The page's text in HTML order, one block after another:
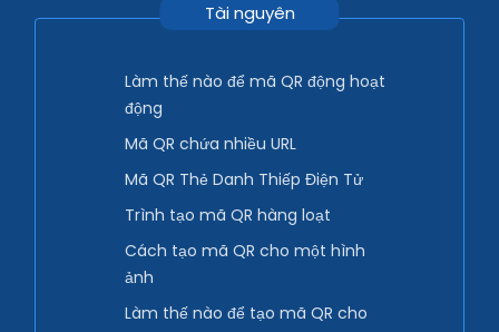
Tài nguyên
Làm thế nào để mã QR động hoạt
động
Mã QR chứa nhiều URL
Mã QR Thẻ Danh Thiếp Điện Tử
Trình tạo mã QR hàng loạt
Cách tạo mã QR cho một hình
ảnh
Làm thế nào để tạo mã QR cho